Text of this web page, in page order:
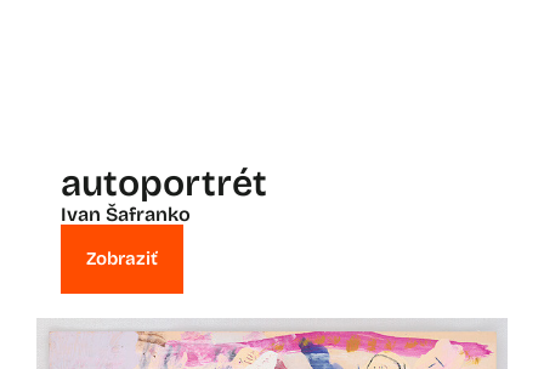
autoportrét
Ivan Šafranko
Zobraziť